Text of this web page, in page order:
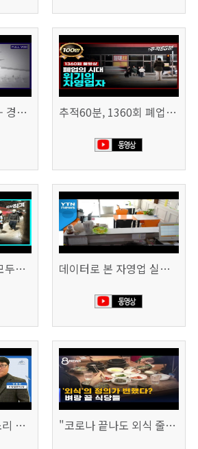
초불확실성의 시대 - 경제를 구하라 494회 (KBS 25.2.11) 추적60분, 1360회 폐업의 시대, 위기의 자영업자
침체의 서막 1부 - 모두가 가난해진다 | 시사직격 신년특집 데이터로 본 자영업 실태 - 매출 '뚝', 장수 업소도 '휘청'
[매소드 특강] 똑! 소리 나는 사업 정리 비법 "코로나 끝나도 외식 줄이겠다"…위기의 식당들 (SBS 8시 뉴스)